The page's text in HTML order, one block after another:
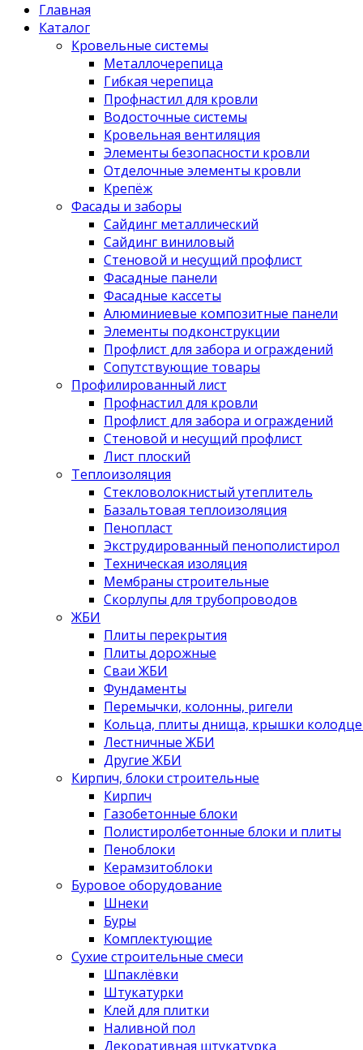
Главная
Каталог
Кровельные системы
Металлочерепица
Гибкая черепица
Профнастил для кровли
Водосточные системы
Кровельная вентиляция
Элементы безопасности кровли
Отделочные элементы кровли
Крепёж
Фасады и заборы
Сайдинг металлический
Сайдинг виниловый
Стеновой и несущий профлист
Фасадные панели
Фасадные кассеты
Алюминиевые композитные панели
Элементы подконструкции
Профлист для забора и ограждений
Сопутствующие товары
Профилированный лист
Профнастил для кровли
Профлист для забора и ограждений
Стеновой и несущий профлист
Лист плоский
Теплоизоляция
Стекловолокнистый утеплитель
Базальтовая теплоизоляция
Пенопласт
Экструдированный пенополистирол
Техническая изоляция
Мембраны строительные
Скорлупы для трубопроводов
ЖБИ
Плиты перекрытия
Плиты дорожные
Сваи ЖБИ
Фундаменты
Перемычки, колонны, ригели
Кольца, плиты днища, крышки
Лестничные ЖБИ
Другие ЖБИ
Кирпич, блоки строительные
Кирпич
Газобетонные блоки
Полистиролбетонные блоки и плиты
Пеноблоки
Керамзитоблоки
Буровое оборудование
Шнеки
Буры
Комплектующие
Сухие строительные смеси
Шпаклёвки
Штукатурки
Клей для плитки
Наливной пол
Декоративная штукатурка